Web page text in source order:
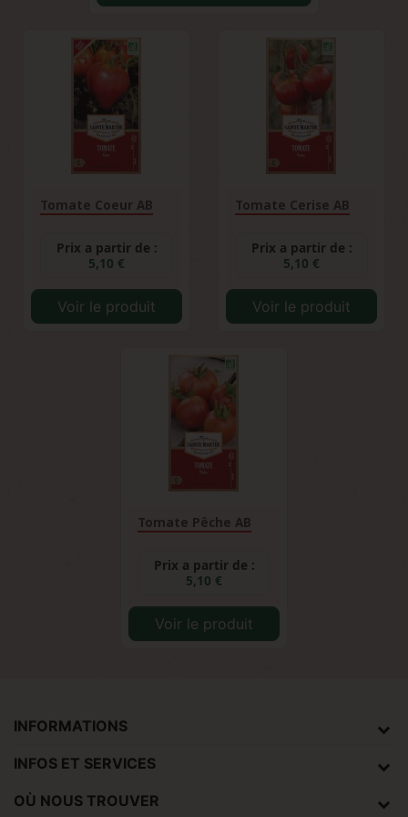
Tomate Coeur AB
Prix a partir de :
5,10 €
Voir le produit
Tomate Cerise AB
Prix a partir de :
5,10 €
Voir le produit
Tomate Pêche AB
Prix a partir de :
5,10 €
Voir le produit
INFORMATIONS
INFOS ET SERVICES
OÙ NOUS TROUVER